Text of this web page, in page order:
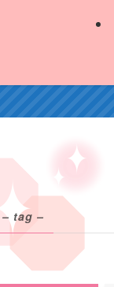
– tag –